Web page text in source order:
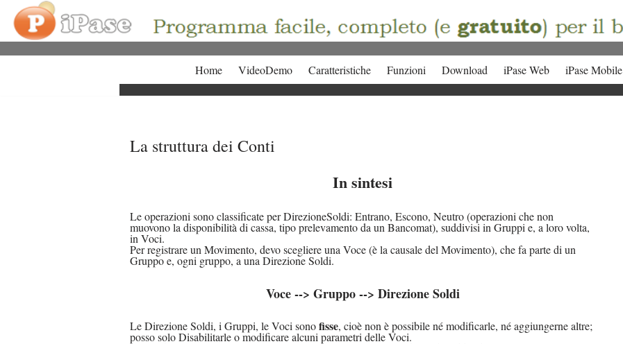
Vai
al
contenuto
Home
VideoDemo Caratteristiche Funzioni Download iPase Web iPase Mobile
La struttura dei Conti
In sintesi
Le operazioni sono classificate per DirezioneSoldi: Entrano, Escono, Neutro (operazioni che non
muovono la disponibilità di cassa, tipo prelevamento da un Bancomat), suddivisi in Gruppi e, a loro volta,
in Voci.
Per registrare un Movimento, devo scegliere una Voce (è la causale del Movimento), che fa parte di un
Gruppo e, ogni gruppo, a una Direzione Soldi.
Voce --> Gruppo --> Direzione Soldi
Le Direzione Soldi, i Gruppi, le Voci sonofisse, cioè non è possibile né modificarle, né aggiungerne altre;
posso solo Disabilitarle o modificare alcuni parametri delle Voci.